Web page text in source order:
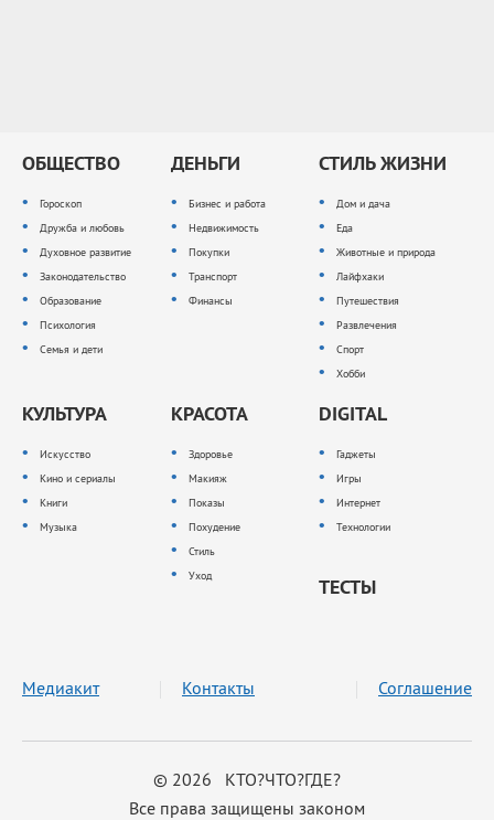
ОБЩЕСТВО
Гороскоп
Дружба и любовь
Духовное развитие
Законодательство
Образование
Психология
Семья и дети
ДЕНЬГИ
Бизнес и работа
Недвижимость
Покупки
Транспорт
Финансы
СТИЛЬ ЖИЗНИ
Дом и дача
Еда
Животные и природа
Лайфхаки
Путешествия
Развлечения
Спорт
Хобби
КУЛЬТУРА
Искусство
Кино и сериалы
Книги
Музыка
КРАСОТА
Здоровье
Макияж
Показы
Похудение
Стиль
Уход
DIGITAL
Гаджеты
Игры
Интернет
Технологии
ТЕСТЫ
© 2026 КТО?ЧТО?ГДЕ?
Все права защищены законом
Медиакит Контакты Соглашение